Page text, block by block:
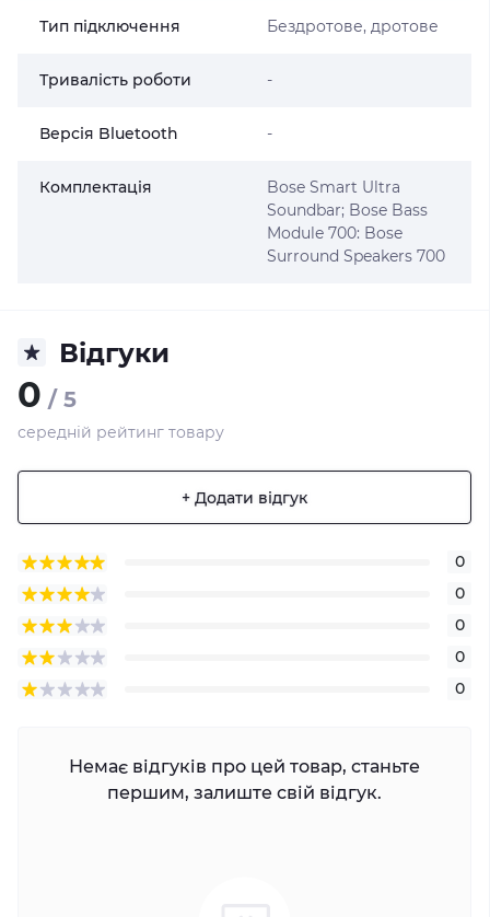
Тип підключення Бездротове, дротове
Тривалість роботи -
Версія Bluetooth -
Комплектація
Bose Smart Ultra
Soundbar; Bose Bass
Module 700: Bose
Surround Speakers 700
Відгуки
0 / 5
середній рейтинг товару
+ Додати відгук
0
0
0
0
0
Немає відгуків про цей товар, станьте
першим, залиште свій відгук.